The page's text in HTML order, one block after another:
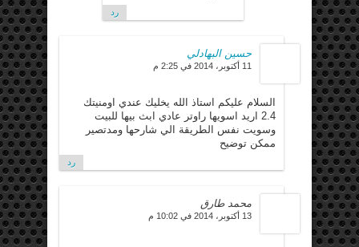
رد
حسين البهادلي
11 أكتوبر، 2014 في 2:25 م
السلام عليكم استاذ الله يخليك عندي اومنيتك
2.4 اريد اسويها راوتر عادي ابث بيها للبيت
وسويت نفس الطريقة الي شارحها ومدتصير
ممكن توضيح
رد
محمد طارق
13 أكتوبر، 2014 في 10:02 م